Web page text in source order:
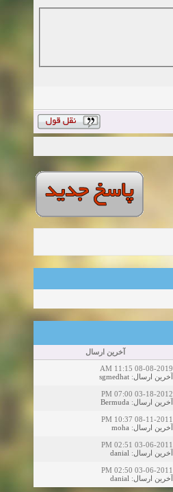
آخرین ارسال
08-08-2019 11:15 AM
آخرین ارسال:
sgmedhat
03-18-2012 07:00 PM
آخرین ارسال:
Bermuda
08-11-2011 10:37 PM
آخرین ارسال:
moha
03-06-2011 02:51 PM
آخرین ارسال:
danial
03-06-2011 02:50 PM
آخرین ارسال:
danial